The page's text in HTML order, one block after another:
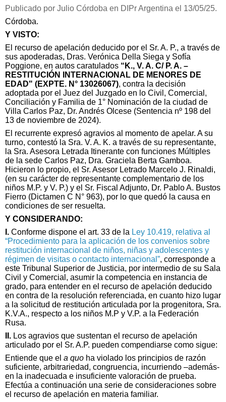
Publicado por Julio Córdoba en DIPr Argentina el 13/05/25.
Córdoba.
Y VISTO:
El recurso de apelación deducido por el Sr. A. P., a través de
sus apoderadas, Dras. Verónica Della Siega y Sofía
Poggione, en autos caratulados “K., V. A. C/ P. A. –
RESTITUCIÓN INTERNACIONAL DE MENORES DE
EDAD" (EXPTE. N° 13026067), contra la decisión
adoptada por el Juez del Juzgado en lo Civil, Comercial,
Conciliación y Familia de 1° Nominación de la ciudad de
Villa Carlos Paz, Dr. Andrés Olcese (Sentencia nº 198 del
13 de noviembre de 2024).
El recurrente expresó agravios al momento de apelar. A su
turno, contestó la Sra. V. A. K. a través de su representante,
la Sra. Asesora Letrada Itinerante con funciones Múltiples
de la sede Carlos Paz, Dra. Graciela Berta Gamboa.
Hicieron lo propio, el Sr. Asesor Letrado Marcelo J. Rinaldi,
(en su carácter de representante complementario de los
niños M.P. y V. P.) y el Sr. Fiscal Adjunto, Dr. Pablo A. Bustos
Fierro (Dictamen C N° 963), por lo que quedó la causa en
condiciones de ser resuelta.
Y CONSIDERANDO:
I. Conforme dispone el art. 33 de la Ley 10.419, relativa al
“Procedimiento para la aplicación de los convenios sobre
restitución internacional de niños, niñas y adolescentes y
régimen de visitas o contacto internacional”, corresponde a
este Tribunal Superior de Justicia, por intermedio de su Sala
Civil y Comercial, asumir la competencia en instancia de
grado, para entender en el recurso de apelación deducido
en contra de la resolución referenciada, en cuanto hizo lugar
a la solicitud de restitución articulada por la progenitora, Sra.
K.V.A., respecto a los niños M.P y V.P. a la Federación
Rusa.
II. Los agravios que sustentan el recurso de apelación
articulado por el Sr. A.P. pueden compendiarse como sigue:
Entiende que el a quo ha violado los principios de razón
suficiente, arbitrariedad, congruencia, incurriendo –además-
en la inadecuada e insuficiente valoración de prueba.
Efectúa a continuación una serie de consideraciones sobre
el recurso de apelación en materia familiar.